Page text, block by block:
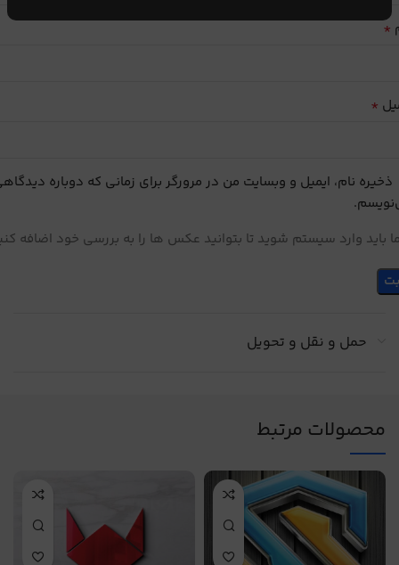
*
*
ذخیره نام، ایمیل و وبسایت من در مرورگر برای زمانی که دوباره
باید وارد سیستم شوید تا بتوانید عکس ها را به بررسی خود اضافه
حمل و نقل و تحویل
محصولات مرتبط